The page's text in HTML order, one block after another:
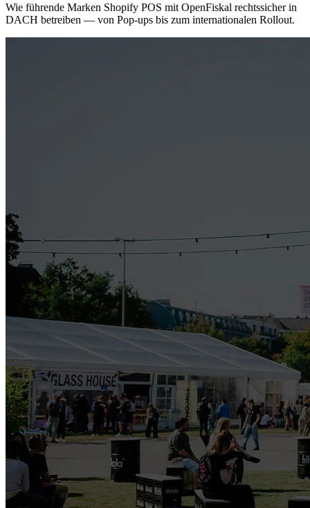
Wie führende Marken Shopify POS mit OpenFiskal rechtssicher in
DACH betreiben — von Pop-ups bis zum internationalen Rollout.